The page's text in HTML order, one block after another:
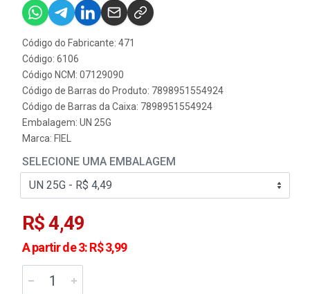
Código do Fabricante: 471
Código: 6106
Código NCM: 07129090
Código de Barras do Produto: 7898951554924
Código de Barras da Caixa: 7898951554924
Embalagem: UN 25G
Marca: FIEL
SELECIONE UMA EMBALAGEM
R$ 4,49
A partir de 3: R$ 3,99